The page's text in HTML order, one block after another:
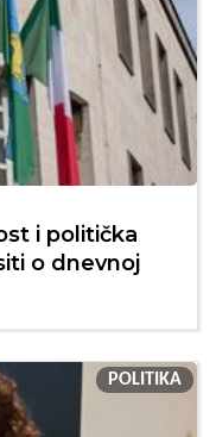
i politička
o dnevnoj
POLITIKA